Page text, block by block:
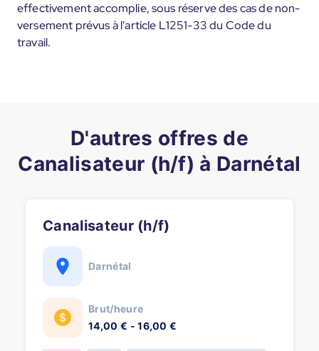
effectivement accomplie, sous réserve des cas de non-
versement prévus à l'article L1251-33 du Code du
travail.
D'autres offres de
Canalisateur (h/f) à Darnétal
Canalisateur (h/f)
Darnétal
Brut/heure
14,00 € - 16,00 €